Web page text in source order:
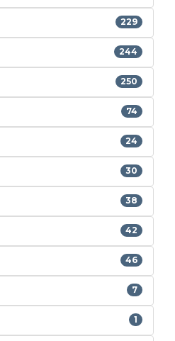
229
244
250
74
24
30
38
42
46
7
1